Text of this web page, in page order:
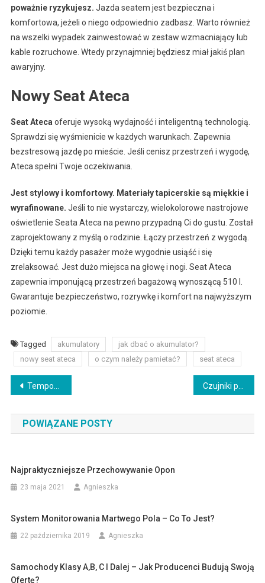
poważnie ryzykujesz. Jazda seatem jest bezpieczna i
komfortowa, jeżeli o niego odpowiednio zadbasz. Warto również
na wszelki wypadek zainwestować w zestaw wzmacniający lub
kable rozruchowe. Wtedy przynajmniej będziesz miał jakiś plan
awaryjny.
Nowy Seat Ateca
Seat Ateca oferuje wysoką wydajność i inteligentną technologią.
Sprawdzi się wyśmienicie w każdych warunkach. Zapewnia
bezstresową jazdę po mieście. Jeśli cenisz przestrzeń i wygodę,
Ateca spełni Twoje oczekiwania.
Jest stylowy i komfortowy. Materiały tapicerskie są miękkie i
wyrafinowane. Jeśli to nie wystarczy, wielokolorowe nastrojowe
oświetlenie Seata Ateca na pewno przypadną Ci do gustu. Został
zaprojektowany z myślą o rodzinie. Łączy przestrzeń z wygodą.
Dzięki temu każdy pasażer może wygodnie usiąść i się
zrelaksować. Jest dużo miejsca na głowę i nogi. Seat Ateca
zapewnia imponującą przestrzeń bagażową wynoszącą 510 l.
Gwarantuje bezpieczeństwo, rozrywkę i komfort na najwyższym
poziomie.
Tagged akumulatory
jak dbać o akumulator?
nowy seat ateca
o czym należy pamietać? seat ateca
Nawigacja
wpisu
Tempomat – co to jest
POWIĄZANE POSTY
Najpraktyczniejsze Przechowywanie Opon
23 maja 2021 Agnieszka
System Monitorowania Martwego Pola – Co To Jest?
22 października 2019 Agnieszka
Samochody Klasy A,B, C I Dalej – Jak Producenci Budują Swoją
Ofertę?